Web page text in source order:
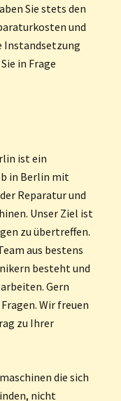
Sie stets den
und
Instandsetzung
in Frage
ist ein
in Berlin mit
Reparatur und
Unser Ziel ist
zu übertreffen.
aus bestens
besteht und
Gern
Wir freuen
zu Ihrer
die sich
nicht